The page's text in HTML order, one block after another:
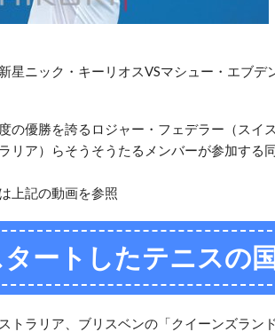
星ニック・キーリオスVSマシュー・エブデ
の優勝を誇るロジャー・フェデラー（スイ
リア）らそうそうたるメンバーが参加する
上記の動画を参照
ートしたテニスの
トラリア、ブリスベンの「クイーンズラ